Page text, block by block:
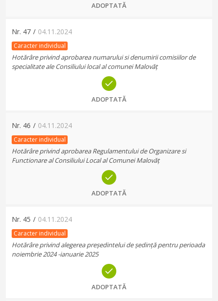
ADOPTATĂ
Nr. 47 / 04.11.2024
Caracter individual
Hotărâre privind aprobarea numarului si denumirii comisiilor de
specialitate ale Consiliului local al comunei Malovăț
ADOPTATĂ
Nr. 46 / 04.11.2024
Caracter individual
Hotărâre privind aprobarea Regulamentului de Organizare si
Functionare al Consiliului Local al Comunei Malovăț
ADOPTATĂ
Nr. 45 / 04.11.2024
Caracter individual
Hotărâre privind alegerea președintelui de ședință pentru perioada
noiembrie 2024 -ianuarie 2025
ADOPTATĂ